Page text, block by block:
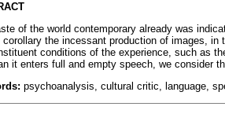
of the world contemporary already was
corollary the incessant production of images,
conditions of the experience, such as
it enters full and empty speech, we consider
psychoanalysis, cultural critic, language,